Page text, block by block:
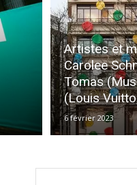
Artistes et
Carolee
Tomas
(Louis
6 février 2023